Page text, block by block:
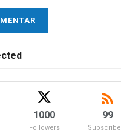
1000
Followers
99